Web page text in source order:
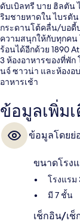
ดับเบิลทรี บาย ฮิลตัน
ริมชายหาดใน ไบรตัน
กระดานโต้คลื่น/บอดี้
ความสนุกให้กับทุกคน
ร้อนได้อีกด้วย 1890
3 ห้องอาหารของที่พัก
นจ์ ซาวน่า และห้องอ
อาหารเช้า
ข้อมูลเพิ่ม
ข้อมูลโดยย่
ขนาดโรง
โรงแรม
มี 7 ชั้น
เช็กอิน/เช็